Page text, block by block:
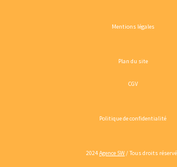
Mentions légales
Plan du site
CGV
Politique de confidentialité
2024Agence SW/ Tous droits